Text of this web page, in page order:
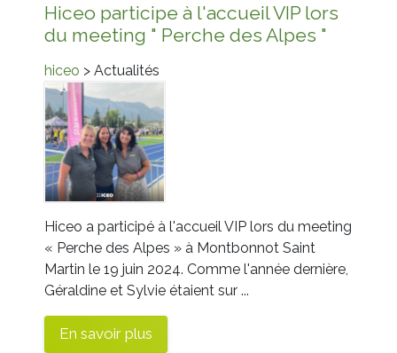
Hiceo participe à l'accueil VIP lors
du meeting " Perche des Alpes "
hiceo > Actualités
Hiceo a participé à l'accueil VIP lors du meeting
« Perche des Alpes » à Montbonnot Saint
Martin le 19 juin 2024. Comme l'année dernière,
Géraldine et Sylvie étaient sur ...
En savoir plus